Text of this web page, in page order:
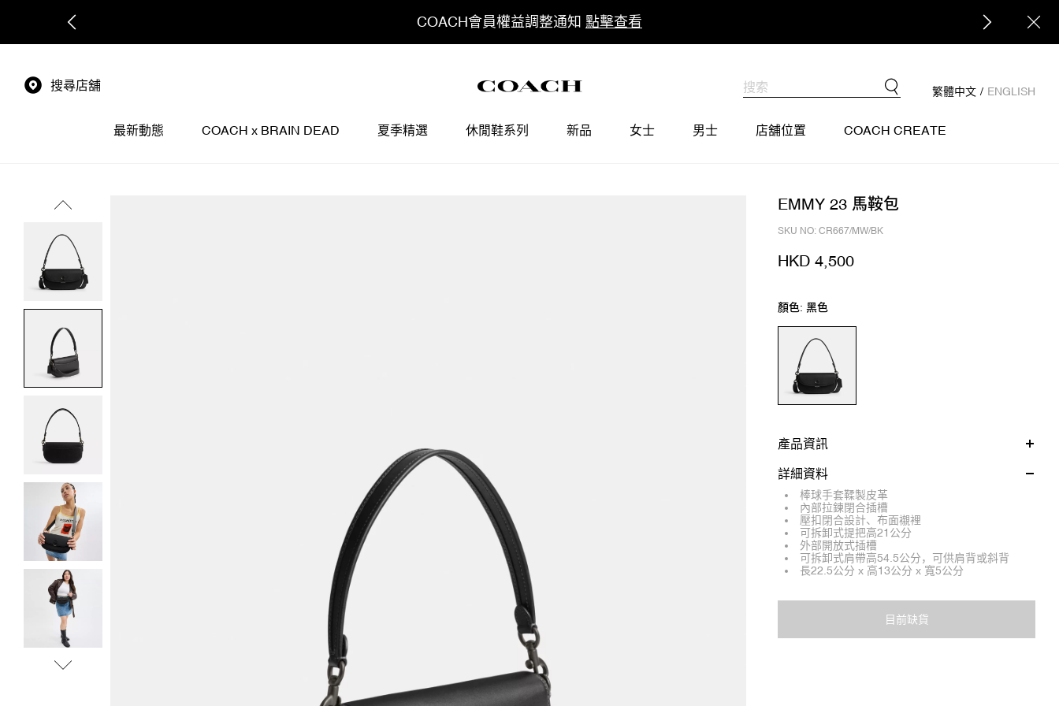
COACH會員權益調整通知 點擊查看
搜尋店舖 繁體中文 / ENGLISH
最新動態 COACH x BRAIN DEAD 夏季精選 休閒鞋系列 新品 女士 男士 店舖位置 COACH CREATE
EMMY 23 馬鞍包
SKU NO: CR667/MW/BK
HKD 4,500
顏色: 黑色
產品資訊
詳細資料
棒球手套鞣製皮革
內部拉鍊閉合插槽
壓扣閉合設計、布面襯裡
可拆卸式提把高21公分
外部開放式插槽
可拆卸式肩帶高54.5公分，可供肩背或斜背
長22.5公分 x 高13公分 x 寬5公分
目前缺貨